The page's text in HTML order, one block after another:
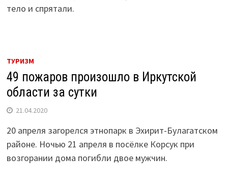
тело и спрятали.
ТУРИЗМ
49 пожаров произошло в Иркутской
области за сутки
21.04.2020
20 апреля загорелся этнопарк в Эхирит-Булагатском
районе. Ночью 21 апреля в посёлке Корсук при
возгорании дома погибли двое мужчин.